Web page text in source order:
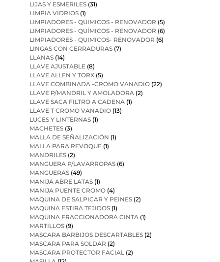
LIJAS Y ESMERILES (31)
LIMPIA VIDRIOS (1)
LIMPIADORES - QUIMICOS - RENOVADOR (5)
LIMPIADORES - QUÍMICOS - RENOVADOR (6)
LIMPIADORES - QUIMICOS- RENOVADOR (6)
LINGAS CON CERRADURAS (7)
LLANAS (14)
LLAVE AJUSTABLE (8)
LLAVE ALLEN Y TORX (5)
LLAVE COMBINADA -CROMO VANADIO (22)
LLAVE P/MANDRIL Y AMOLADORA (2)
LLAVE SACA FILTRO A CADENA (1)
LLAVE T CROMO VANADIO (13)
LUCES Y LINTERNAS (1)
MACHETES (3)
MALLA DE SEÑALIZACIÓN (1)
MALLA PARA REVOQUE (1)
MANDRILES (2)
MANGUERA P/LAVARROPAS (6)
MANGUERAS (49)
MANIJA ABRE LATAS (1)
MANIJA PUENTE CROMO (4)
MAQUINA DE SALPICAR Y PEINES (2)
MAQUINA ESTIRA TEJIDOS (1)
MAQUINA FRACCIONADORA CINTA (1)
MARTILLOS (9)
MASCARA BARBIJOS DESCARTABLES (2)
MASCARA PARA SOLDAR (2)
MASCARA PROTECTOR FACIAL (2)